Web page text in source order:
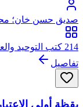
صديق حسن خان؛
الحسيني البخاري
214 كتب التوحيد والعقيدة
تفاصيل